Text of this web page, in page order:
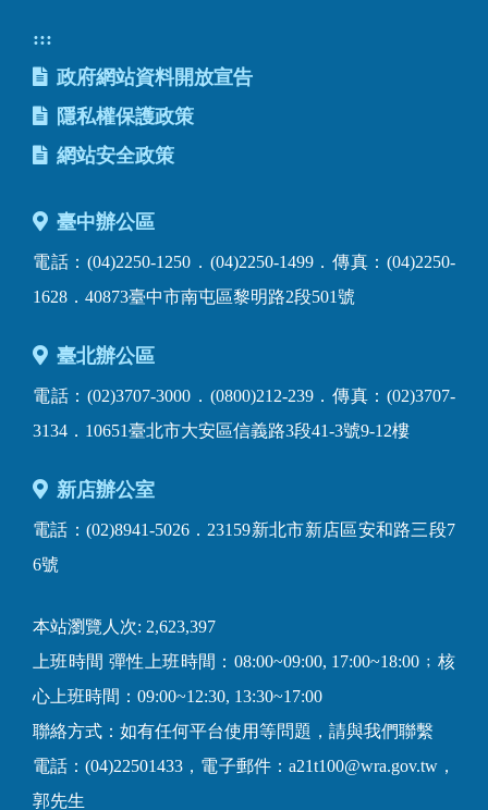
:::
政府網站資料開放宣告
隱私權保護政策
網站安全政策
臺中辦公區
電話：(04)2250-1250．(04)2250-1499．傳真：(04)2250-
1628．40873臺中市南屯區黎明路2段501號
臺北辦公區
電話：(02)3707-3000．(0800)212-239．傳真：(02)3707-
3134．10651臺北市大安區信義路3段41-3號9-12樓
新店辦公室
電話：(02)8941-5026．23159新北市新店區安和路三段7
6號
本站瀏覽人次: 2,623,397
上班時間 彈性上班時間：08:00~09:00, 17:00~18:00﹔核
心上班時間：09:00~12:30, 13:30~17:00
聯絡方式：如有任何平台使用等問題，請與我們聯繫
電話：(04)22501433，電子郵件：a21t100@wra.gov.tw，
郭先生